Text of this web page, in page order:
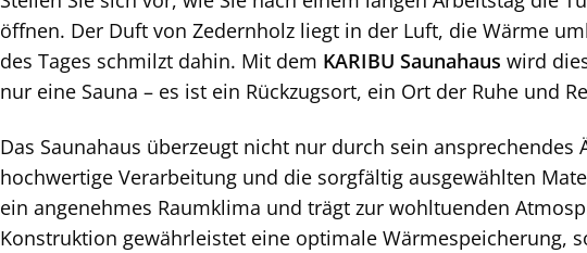
öffnen. Der Duft von Zedernholz liegt in der Luft, die Wärme
des Tages schmilzt dahin. Mit dem KARIBU Saunahaus wird
nur eine Sauna – es ist ein Rückzugsort, ein Ort der Ruhe und
Das Saunahaus überzeugt nicht nur durch sein
hochwertige Verarbeitung und die sorgfältig ausgewählten
ein angenehmes Raumklima und trägt zur wohltuenden
Konstruktion gewährleistet eine optimale Wärmespeicherung,